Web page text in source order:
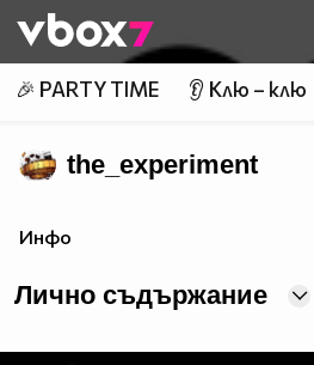
👾
🎉 PARTY TIME 👂 Клю – клю
the_experiment
Инфо
Лично съдържание